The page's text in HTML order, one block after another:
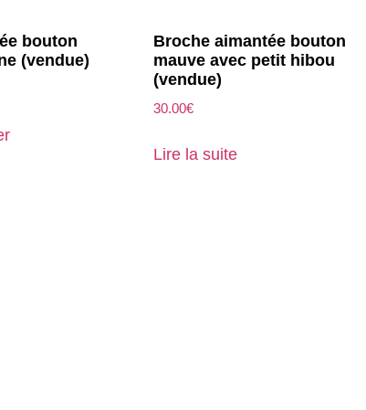
bouton
(vendue)
Broche aimantée bouton
mauve avec petit hibou
(vendue)
30.00€
Lire la suite